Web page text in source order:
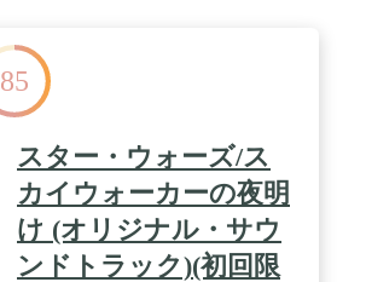
85
スター・ウォーズ/ス
カイウォーカーの夜明
け (オリジナル・サウ
ンドトラック)(初回限